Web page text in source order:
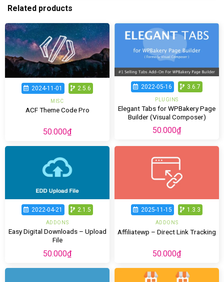
Related products
2024-11-01 2.5.6
MISC
ACF Theme Code Pro
50.000₫
2022-05-16 3.6.7
PLUGINS
Elegant Tabs for WPBakery Page
Builder (Visual Composer)
50.000₫
2022-04-21 2.1.5
ADDONS
Easy Digital Downloads – Upload
File
50.000₫
2025-11-15 1.3.3
ADDONS
Affiliatewp – Direct Link Tracking
50.000₫